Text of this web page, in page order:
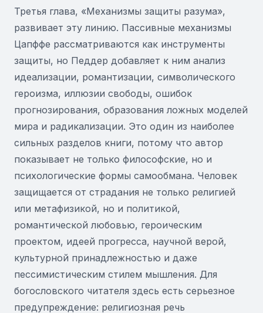
Третья глава, «Механизмы защиты разума»,
развивает эту линию. Пассивные механизмы
Цапффе рассматриваются как инструменты
защиты, но Педдер добавляет к ним анализ
идеализации, романтизации, символического
героизма, иллюзии свободы, ошибок
прогнозирования, образования ложных моделей
мира и радикализации. Это один из наиболее
сильных разделов книги, потому что автор
показывает не только философские, но и
психологические формы самообмана. Человек
защищается от страдания не только религией
или метафизикой, но и политикой,
романтической любовью, героическим
проектом, идеей прогресса, научной верой,
культурной принадлежностью и даже
пессимистическим стилем мышления. Для
богословского читателя здесь есть серьезное
предупреждение: религиозная речь